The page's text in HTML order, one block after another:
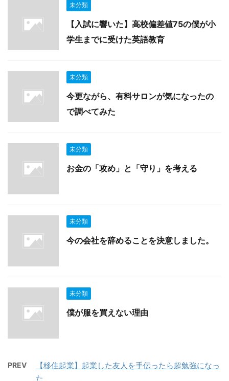
未分類
【入試に響いた】高校偏差値75の僕が小
学生までに受けた英語教育
未分類
今更ながら、有料サロンが気になったの
で調べてみた
未分類
お金の「攻め」と「守り」を考える
未分類
今の会社を辞めることを決意しました。
未分類
僕が服を買えない理由
PREV
【移住起業】起業した友人を手伝ったら超勉強になっ
た